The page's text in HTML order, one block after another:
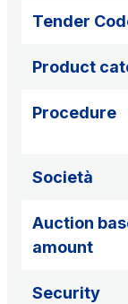
toilets
Società
Concession
Raccordo
Network Km: 32
Tender
Product
Procedure
Società
Auction
amount
Security